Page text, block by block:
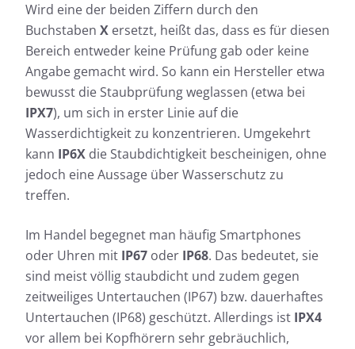
Wird eine der beiden Ziffern durch den
Buchstaben X ersetzt, heißt das, dass es für diesen
Bereich entweder keine Prüfung gab oder keine
Angabe gemacht wird. So kann ein Hersteller etwa
bewusst die Staubprüfung weglassen (etwa bei
IPX7), um sich in erster Linie auf die
Wasserdichtigkeit zu konzentrieren. Umgekehrt
kann IP6X die Staubdichtigkeit bescheinigen, ohne
jedoch eine Aussage über Wasserschutz zu
treffen.
Im Handel begegnet man häufig Smartphones
oder Uhren mit IP67 oder IP68. Das bedeutet, sie
sind meist völlig staubdicht und zudem gegen
zeitweiliges Untertauchen (IP67) bzw. dauerhaftes
Untertauchen (IP68) geschützt. Allerdings ist IPX4
vor allem bei Kopfhörern sehr gebräuchlich,